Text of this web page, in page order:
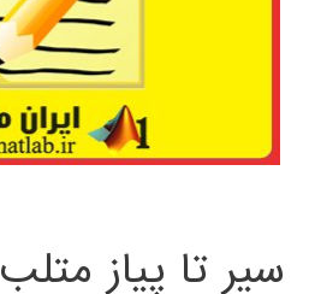
سیر تا پیاز متلب MATLAB